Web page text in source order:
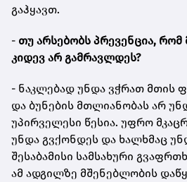
გაჰყავთ.
- თუ არსებობს პრევენცია,
კიდევ არ გამრავლდეს?
- ნაკლებად უნდა ვჭრათ მთის
და ბუნების მთლიანობას არ
უპირველესი წესია. უფრო
უნდა გვქონდეს და ხალხმაც
შესაბამისი სამსახური
ამ ადგილზე მშენებლობის